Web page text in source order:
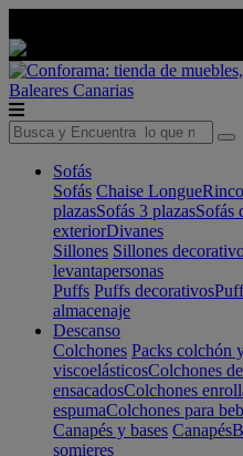
Baleares Canarias
Sofás
Sofás Chaise Longue
plazasSofás 3 plazasSofás
exteriorDivanes
Sillones Sillones
levantapersonas
Puffs Puffs decorativos
almacenaje
Descanso
Colchones Packs colchón
viscoelásticosColchones
ensacadosColchones
espumaColchones para
Canapés y bases Canapés
somieres